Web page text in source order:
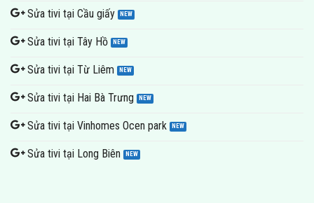
Sửa tivi tại Cầu giấy
Sửa tivi tại Tây Hồ
Sửa tivi tại Từ Liêm
Sửa tivi tại Hai Bà Trưng
Sửa tivi tại Vinhomes Ocen park
Sửa tivi tại Long Biên